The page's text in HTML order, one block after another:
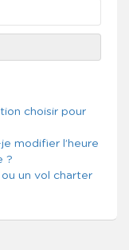
choisir pour
modifier l’heure
?
un vol charter